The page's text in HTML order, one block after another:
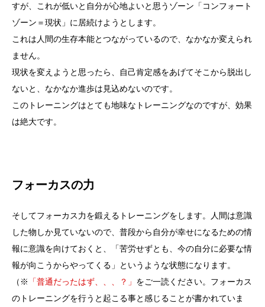
すが、これが低いと自分が心地よいと思うゾーン「コンフォート
ゾーン＝現状」に居続けようとします。
これは人間の生存本能とつながっているので、なかなか変えられ
ません。
現状を変えようと思ったら、自己肯定感をあげてそこから脱出し
ないと、なかなか進歩は見込めないのです。
このトレーニングはとても地味なトレーニングなのですが、効果
は絶大です。
フォーカスの力
そしてフォーカス力を鍛えるトレーニングをします。人間は意識
した物しか見ていないので、普段から自分が幸せになるための情
報に意識を向けておくと、「苦労せずとも、今の自分に必要な情
報が向こうからやってくる」というような状態になります。
（※
「普通だったはず、、、？」 をご一読ください。フォーカス
のトレーニングを行うと起こる事と感じることが書かれていま